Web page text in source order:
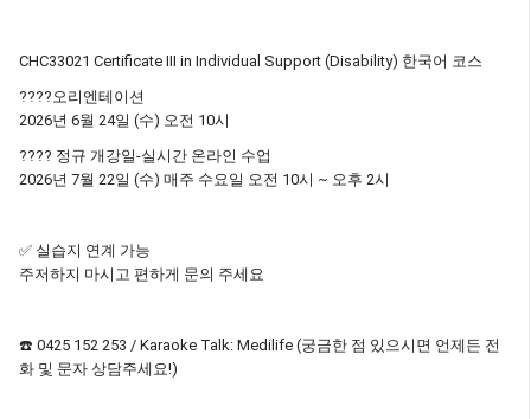
CHC33021 Certificate III in Individual Support (Disability) 한국어 코스
????오리엔테이션
2026년 6월 24일 (수) 오전 10시
???? 정규 개강일-실시간 온라인 수업
2026년 7월 22일 (수) 매주 수요일 오전 10시 ~ 오후 2시
✅ 실습지 연계 가능
주저하지 마시고 편하게 문의 주세요
☎️ 0425 152 253 / Karaoke Talk: Medilife (궁금한 점 있으시면 언제든 전
화 및 문자 상담주세요!)